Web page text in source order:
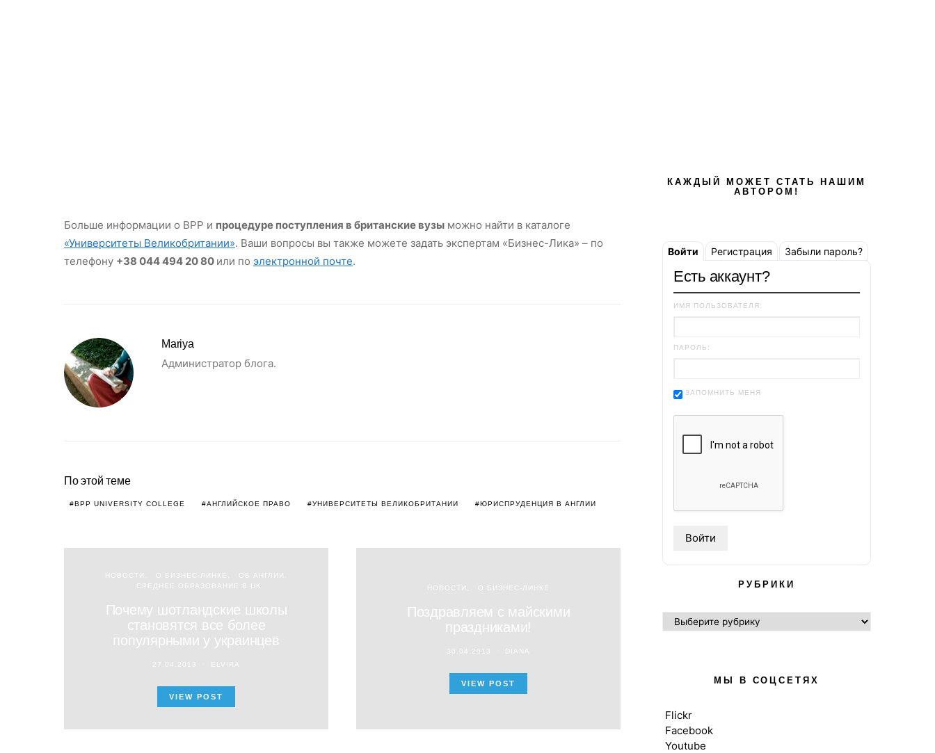
Больше информации о BPP и процедуре поступления в британские вузы можно найти в каталоге
«Университеты Великобритании». Ваши вопросы вы также можете задать экспертам «Бизнес-Лика» – по
телефону +38 044 494 20 80 или по электронной почте.
Mariya
Администратор блога.
По этой теме
BPP UNIVERSITY COLLEGE АНГЛИЙСКОЕ ПРАВО УНИВЕРСИТЕТЫ ВЕЛИКОБРИТАНИИ ЮРИСПРУДЕНЦИЯ В АНГЛИИ
НОВОСТИ О БИЗНЕС-ЛИНКЕ
ОБ АНГЛИИ
СРЕДНЕЕ ОБРАЗОВАНИЕ В UK
Почему шотландские школы
становятся все более
популярными у украинцев
27.04.2013 ELVIRA
VIEW POST
О БИЗНЕС-ЛИНКЕ
Поздравляем с майскими
праздниками!
30.04.2013 DIANA
VIEW POST
КАЖДЫЙ МОЖЕТ СТАТЬ НАШИМ
АВТОРОМ!
Войти Регистрация Забыли пароль?
Есть аккаунт?
ИМЯ ПОЛЬЗОВАТЕЛЯ:
ПАРОЛЬ:
ЗАПОМНИТЬ МЕНЯ
РУБРИКИ
РУБРИКИ
МЫ В СОЦСЕТЯХ
Flickr
Facebook
Youtube